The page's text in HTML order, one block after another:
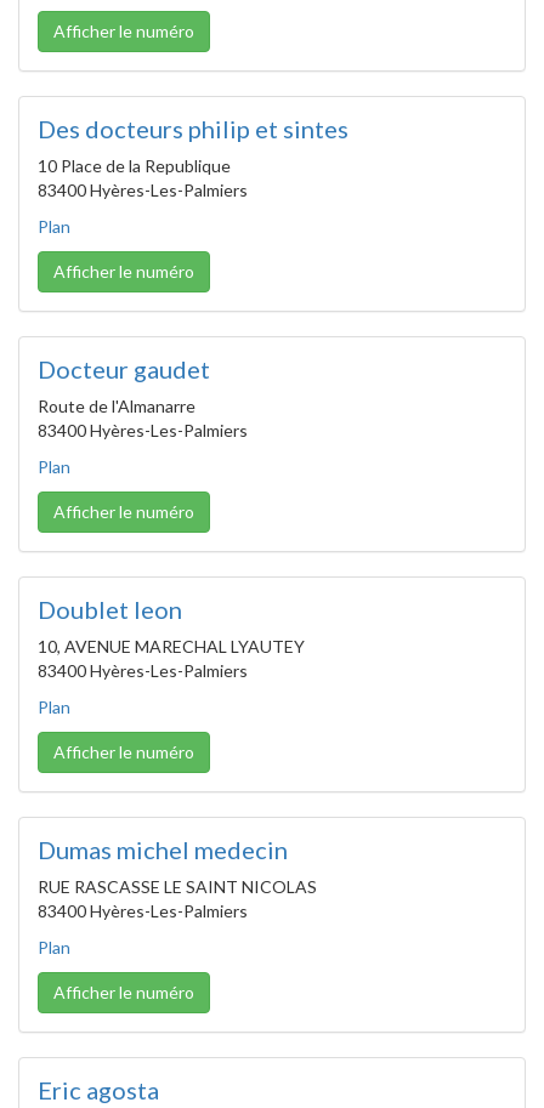
Afficher le numéro
Des docteurs philip et sintes
10 Place de la Republique
83400 Hyères-Les-Palmiers
Plan
Afficher le numéro
Docteur gaudet
Route de l'Almanarre
83400 Hyères-Les-Palmiers
Plan
Afficher le numéro
Doublet leon
10, AVENUE MARECHAL LYAUTEY
83400 Hyères-Les-Palmiers
Plan
Afficher le numéro
Dumas michel medecin
RUE RASCASSE LE SAINT NICOLAS
83400 Hyères-Les-Palmiers
Plan
Afficher le numéro
Eric agosta